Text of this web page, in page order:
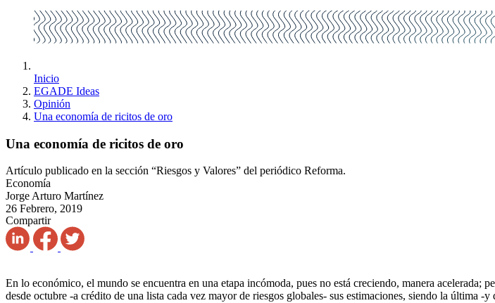
Inicio
EGADE Ideas
Opinión
Una economía de ricitos de oro
Una economía de ricitos de oro
Artículo publicado en la sección “Riesgos y Valores” del periódico Reforma.
Economía
Jorge Arturo Martínez
26 Febrero, 2019
Compartir
En lo económico, el mundo se encuentra en una etapa incómoda, pues no está creciendo, manera
desde octubre -a crédito de una lista cada vez mayor de riesgos globales- sus estimaciones, siendo la última -y